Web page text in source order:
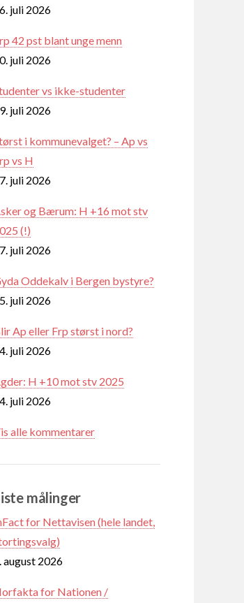
juli 2026
42 pst blant unge menn
juli 2026
vs ikke-studenter
juli 2026
i kommunevalget? – Ap vs
vs H
juli 2026
og Bærum: H +16 mot stv
(!)
juli 2026
Oddekalv i Bergen bystyre?
juli 2026
Ap eller Frp størst i nord?
juli 2026
H +10 mot stv 2025
juli 2026
alle kommentarer
målinger
for Nettavisen (hele landet,
august 2026
for Nationen /